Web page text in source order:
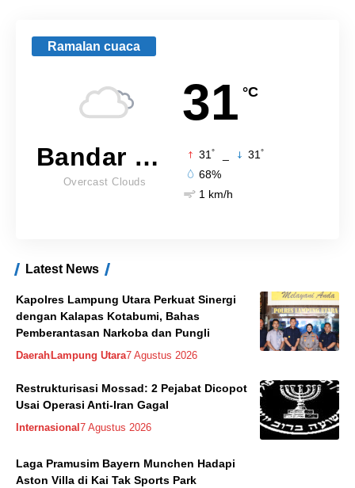
Ramalan cuaca
31 °C
Bandar Lampung
Overcast Clouds
31 ° 31 °
68%
1 km/h
Latest News
Kapolres Lampung Utara Perkuat Sinergi
dengan Kalapas Kotabumi, Bahas
Pemberantasan Narkoba dan Pungli
DaerahLampung Utara7 Agustus 2026
Restrukturisasi Mossad: 2 Pejabat Dicopot
Usai Operasi Anti-Iran Gagal
Internasional 7 Agustus 2026
Laga Pramusim Bayern Munchen Hadapi
Aston Villa di Kai Tak Sports Park